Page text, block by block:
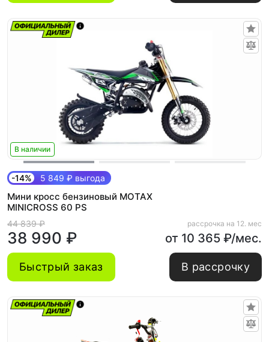
В наличии
-14% 5 849 ₽ выгода
Мини кросс бензиновый MOTAX
MINICROSS 60 PS
44 839 ₽
38 990 ₽
рассрочка на 12. мес
от 10 365 ₽/мес.
Быстрый заказ В рассрочку